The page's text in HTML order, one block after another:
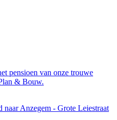
pensioen van onze trouwe
& Bouw.